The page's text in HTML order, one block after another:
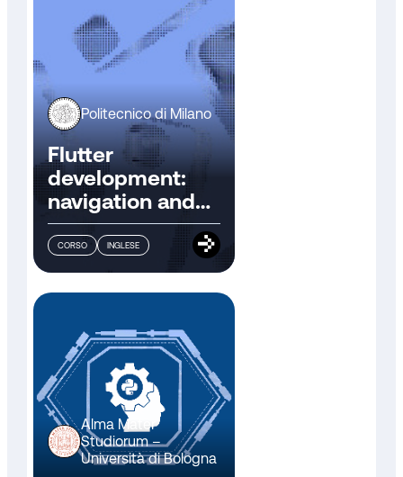
Politecnico di Milano
Flutter
development:
navigation and
adaptation
CORSO INGLESE
Alma Mater
Studiorum –
Università di Bologna